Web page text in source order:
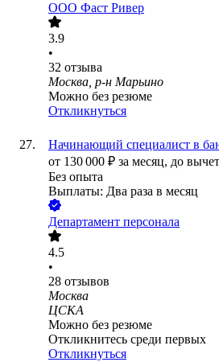
ООО Фаст Ривер
3.9
•
32 отзыва
Москва, р-н Марьино
Можно без резюме
Откликнуться
Начинающий специалист в
от 130 000 ₽ за месяц, до
Без опыта
Выплаты: Два раза в месяц
Департамент персонала
4.5
•
28 отзывов
Москва
ЦСКА
Можно без резюме
Откликнитесь среди первых
Откликнуться